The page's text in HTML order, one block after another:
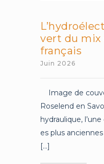
vert du mix
français
Juin 2026
Image de
Roselend en
hydraulique,
es plus
[...]